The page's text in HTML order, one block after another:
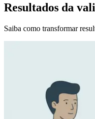
Resultados da
Saiba como transformar